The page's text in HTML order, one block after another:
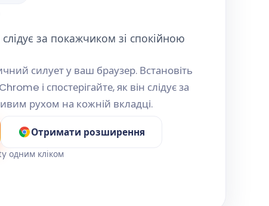
за покажчиком зі спокійною
силует у ваш браузер. Встановіть
і спостерігайте, як він слідує за
рухом на кожній вкладці.
Отримати розширення
одним кліком